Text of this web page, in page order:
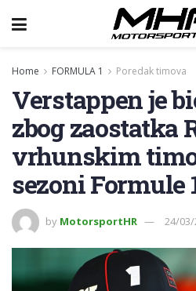
Home FORMULA 1 Poredak timova
Verstappen je
zbog zaostatka
vrhunskim
sezoni Formule
by MotorsportHR 24/03/